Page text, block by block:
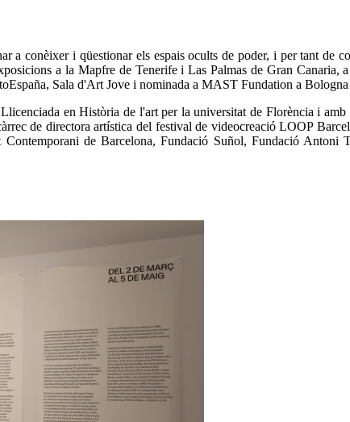
a conèixer i qüestionar els espais ocults de poder, i per tant de
a la Mapfre de Tenerife i Las Palmas de Gran Canaria,
Sala d'Art Jove i nominada a MAST Fundation a
en Història de l'art per la universitat de Florència i
de directora artística del festival de videocreació LOOP
de Barcelona, Fundació Suñol, Fundació Antoni